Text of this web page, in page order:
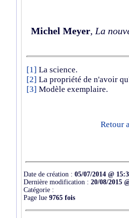
Michel Meyer, La
[1] La science.
[2] La propriété de n'avoir
[3] Modèle exemplaire.
Retour
Date de création : 05/07/2014 @
Dernière modification : 20/08/2015
Catégorie :
Page lue 9765 fois